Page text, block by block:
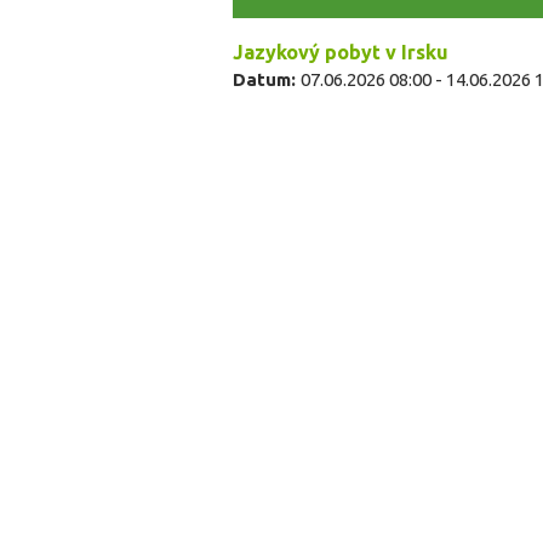
Jazykový pobyt v Irsku
Datum: 07.06.2026 08:00 - 14.06.2026